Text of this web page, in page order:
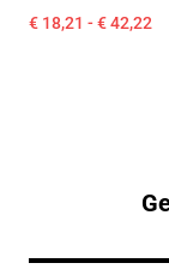
€ 18,21 - € 42,22